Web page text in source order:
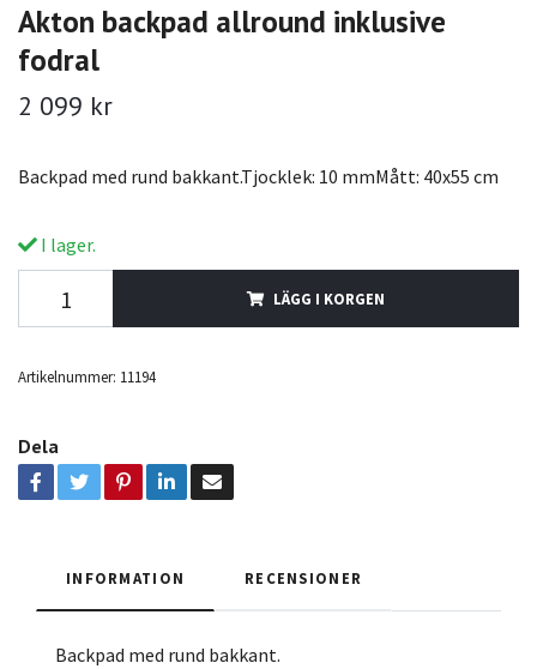
Akton backpad allround inklusive
fodral
2 099 kr
Backpad med rund bakkant.Tjocklek: 10 mmMått: 40x55 cm
I lager.
LÄGG I KORGEN
Artikelnummer: 11194
Dela
INFORMATION RECENSIONER
Backpad med rund bakkant.